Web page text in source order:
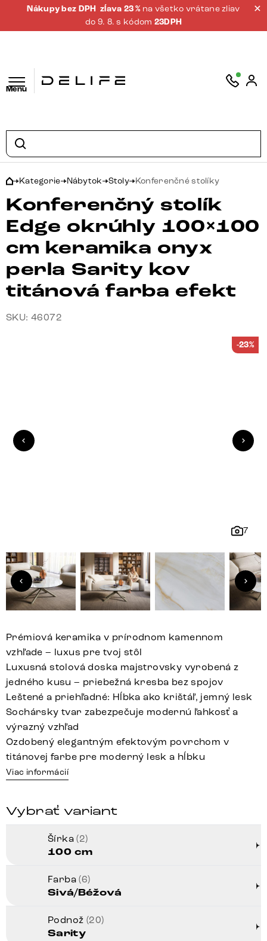
Nákupy bez DPH zĺava 23 % na všetko vrátane zliav
do 9. 8. s kódom 23DPH
Menu
Kategorie Nábytok Stoly Konferenčné stolíky
Konferenčný stolík
Edge okrúhly 100×100
cm keramika onyx
perla Sarity kov
titánová farba efekt
SKU: 46072
7
-23%
Prémiová keramika v prírodnom kamennom
vzhľade – luxus pre tvoj stôl
Luxusná stolová doska majstrovsky vyrobená z
jedného kusu – priebežná kresba bez spojov
Leštené a priehľadné: Hĺbka ako krištáľ, jemný lesk
Sochársky tvar zabezpečuje modernú ľahkosť a
výrazný vzhľad
Ozdobený elegantným efektovým povrchom v
titánovej farbe pre moderný lesk a hĺbku
Viac informácií
Vybrať variant
Šírka(2)
100 cm
Farba(6)
Sivá/Béžová
Podnož (20)
Sarity